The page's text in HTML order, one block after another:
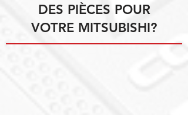
DES PIÈCES POUR
VOTRE MITSUBISHI?